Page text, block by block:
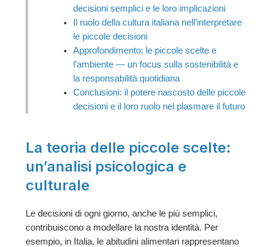
decisioni semplici e le loro implicazioni
Il ruolo della cultura italiana nell’interpretare
le piccole decisioni
Approfondimento: le piccole scelte e
l’ambiente — un focus sulla sostenibilità e
la responsabilità quotidiana
Conclusioni: il potere nascosto delle piccole
decisioni e il loro ruolo nel plasmare il futuro
La teoria delle piccole scelte:
un’analisi psicologica e
culturale
Le decisioni di ogni giorno, anche le più semplici,
contribuiscono a modellare la nostra identità. Per
esempio, in Italia, le abitudini alimentari rappresentano